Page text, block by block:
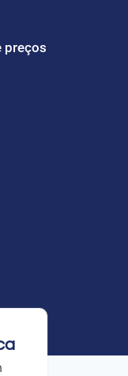
preços